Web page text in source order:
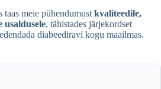
meie pühendumust kvaliteedile,
usaldusele, tähistades järjekordset
diabeediravi kogu maailmas.